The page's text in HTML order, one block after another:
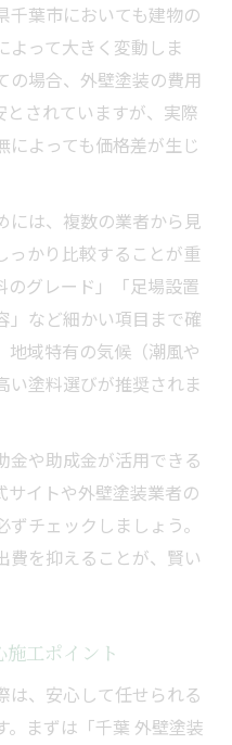
塗装の方法とは
金を調べるポイント
申請の流れを解説
補助金の関係を知る
く活用する秘訣
足するコツを伝授
り満足度を高める方
うべきチェック項目
住宅を目指すコツ
ービスの活用方法
さえたい注意点
選び方のコツ
がいい選択とは
調和する色選び
活用術を紹介
千葉市においても建物の
って大きく変動しま
の場合、外壁塗装の費用
されていますが、実際
によっても価格差が生じ
には、複数の業者から見
っかり比較することが重
のグレード」「足場設置
」など細かい項目まで確
地域特有の気候（潮風や
い塗料選びが推奨されま
金や助成金が活用できる
サイトや外壁塗装業者の
チェックしましょう。
費を抑えることが、賢い
工ポイント
は、安心して任せられる
。まずは「千葉 外壁塗装